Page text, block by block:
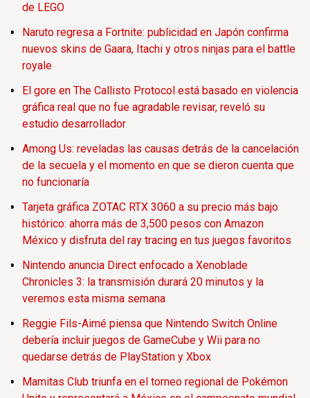
de LEGO
Naruto regresa a Fortnite: publicidad en Japón confirma
nuevos skins de Gaara, Itachi y otros ninjas para el battle
royale
El gore en The Callisto Protocol está basado en violencia
gráfica real que no fue agradable revisar, reveló su
estudio desarrollador
Among Us: reveladas las causas detrás de la cancelación
de la secuela y el momento en que se dieron cuenta que
no funcionaría
Tarjeta gráfica ZOTAC RTX 3060 a su precio más bajo
histórico: ahorra más de 3,500 pesos con Amazon
México y disfruta del ray tracing en tus juegos favoritos
Nintendo anuncia Direct enfocado a Xenoblade
Chronicles 3: la transmisión durará 20 minutos y la
veremos esta misma semana
Reggie Fils-Aimé piensa que Nintendo Switch Online
debería incluir juegos de GameCube y Wii para no
quedarse detrás de PlayStation y Xbox
Mamitas Club triunfa en el torneo regional de Pokémon